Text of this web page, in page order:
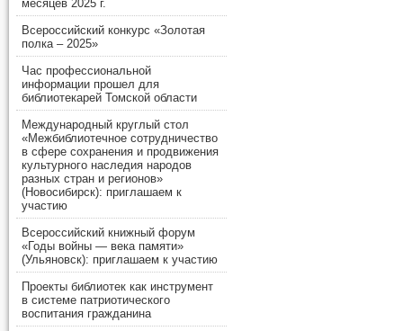
месяцев 2025 г.
Всероссийский конкурс «Золотая
полка – 2025»
Час профессиональной
информации прошел для
библиотекарей Томской области
Международный круглый стол
«Межбиблиотечное сотрудничество
в сфере сохранения и продвижения
культурного наследия народов
разных стран и регионов»
(Новосибирск): приглашаем к
участию
Всероссийский книжный форум
«Годы войны — века памяти»
(Ульяновск): приглашаем к участию
Проекты библиотек как инструмент
в системе патриотического
воспитания гражданина